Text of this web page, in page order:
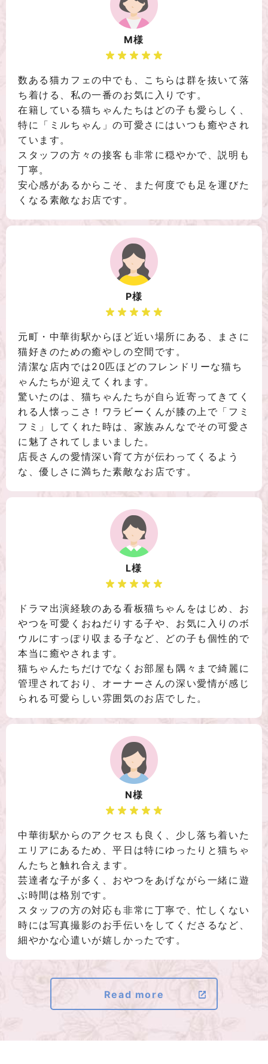
M様
数ある猫カフェの中でも、こちらは群を抜いて落
ち着ける、私の一番のお気に入りです。
在籍している猫ちゃんたちはどの子も愛らしく、
特に「ミルちゃん」の可愛さにはいつも癒やされ
ています。
スタッフの方々の接客も非常に穏やかで、説明も
丁寧。
安心感があるからこそ、また何度でも足を運びた
くなる素敵なお店です。
P様
元町・中華街駅からほど近い場所にある、まさに
猫好きのための癒やしの空間です。
清潔な店内では20匹ほどのフレンドリーな猫ち
ゃんたちが迎えてくれます。
驚いたのは、猫ちゃんたちが自ら近寄ってきてく
れる人懐っこさ！ワラビーくんが膝の上で「フミ
フミ」してくれた時は、家族みんなでその可愛さ
に魅了されてしまいました。
店長さんの愛情深い育て方が伝わってくるよう
な、優しさに満ちた素敵なお店です。
L様
ドラマ出演経験のある看板猫ちゃんをはじめ、お
やつを可愛くおねだりする子や、お気に入りのボ
ウルにすっぽり収まる子など、どの子も個性的で
本当に癒やされます。
猫ちゃんたちだけでなくお部屋も隅々まで綺麗に
管理されており、オーナーさんの深い愛情が感じ
られる可愛らしい雰囲気のお店でした。
N様
中華街駅からのアクセスも良く、少し落ち着いた
エリアにあるため、平日は特にゆったりと猫ちゃ
んたちと触れ合えます。
芸達者な子が多く、おやつをあげながら一緒に遊
ぶ時間は格別です。
スタッフの方の対応も非常に丁寧で、忙しくない
時には写真撮影のお手伝いをしてくださるなど、
細やかな心遣いが嬉しかったです。
Read more